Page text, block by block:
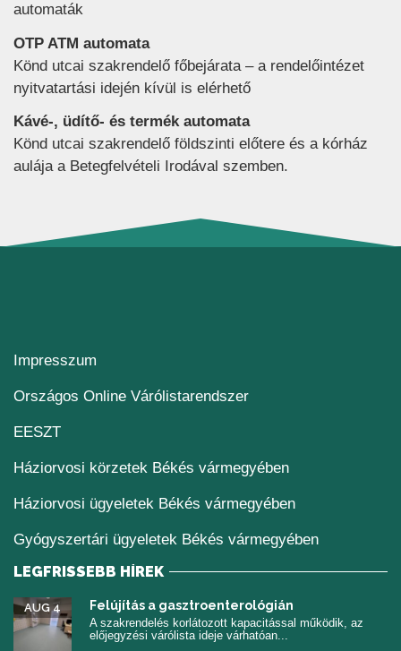
automaták
OTP ATM automata
Könd utcai szakrendelő főbejárata – a rendelőintézet
nyitvatartási idején kívül is elérhető
Kávé-, üdítő- és termék automata
Könd utcai szakrendelő földszinti előtere és a kórház
aulája a Betegfelvételi Irodával szemben.
Impresszum
Országos Online Várólistarendszer(új ablakban nyílik
EESZT(új ablakban nyílik meg)
Háziorvosi körzetek Békés vármegyében
Háziorvosi ügyeletek Békés vármegyében
Gyógyszertári ügyeletek Békés vármegyében
LEGFRISSEBB HÍREK
Felújítás a gasztroenterológián
AUG 4
A szakrendelés korlátozott kapacitással működik, az
előjegyzési várólista ideje várhatóan...